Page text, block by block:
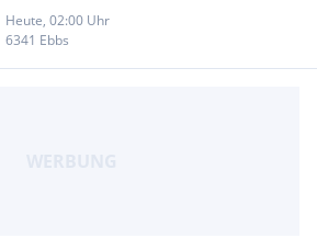
Heute, 02:00 Uhr
6341 Ebbs